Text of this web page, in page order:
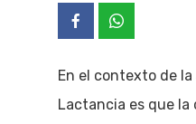
En el contexto de la
Lactancia es que la